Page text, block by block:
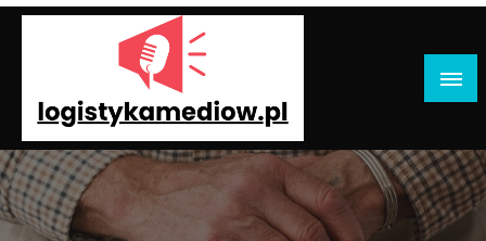
Przejdź
Logistyka Mediów: Technologia, Marketing,
Komunikacja